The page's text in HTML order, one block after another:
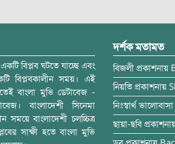
বিপ্লব ঘটতে যাচ্ছে এবং
বিপ্লবকালীন সময়। এই
বাংলা মুভি ডেটাবেজ -
বাংলাদেশী সিনেমা
সময়ে বাংলাদেশী চলচ্চিত্র
সাক্ষী হতে বাংলা মুভি
দর্শক মতামত
বিজলী প্রকাশনায়
নিয়তি প্রকাশনায়
নিঃস্বার্থ ভালোবাসা
ছায়া-ছবি